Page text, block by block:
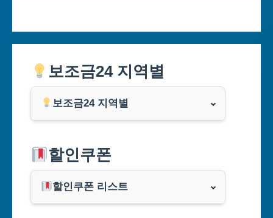
보조금24 지역별
보조금24 지역별
부산광역시
대구광역시
할인쿠폰
할인쿠폰 리스트